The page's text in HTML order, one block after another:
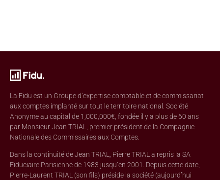
La Fidu est un Groupe d’expertise comptable et de commissariat
aux comptes implanté sur tout le territoire national. Société
Anonyme au capital de 1,000,000€, fondée il y a plus de 60 ans
par Monsieur Jean TRIAL, premier président de la Compagnie
Nationale des Commissaires aux Comptes.
Dans la continuité de Jean TRIAL, Pierre TRIAL a repris la SA
Fiduciaire Parisienne de 1983 jusqu’en 2001. Depuis cette date,
Pierre-Laurent TRIAL (son fils) préside la société (aujourd’hui